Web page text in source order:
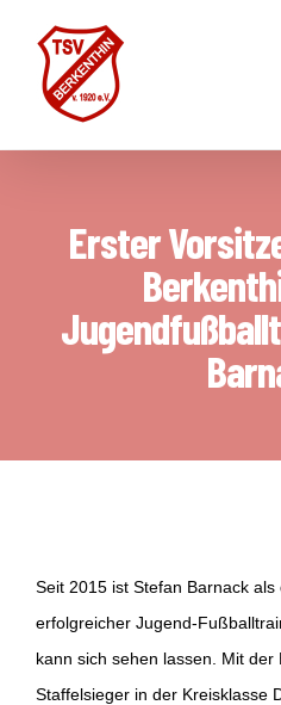
content
Erster
Seit 2015 ist Stefan Barnack
erfolgreicher Jugend-
kann sich sehen lassen. Mit der
Staffelsieger in der Kreisklasse